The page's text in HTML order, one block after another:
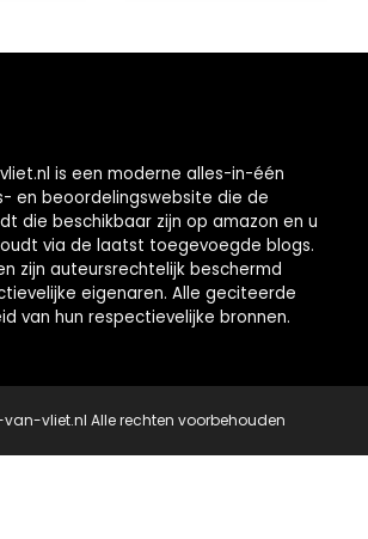
is een moderne alles-in-één
en beoordelingswebsite die de
die beschikbaar zijn op amazon en u
via de laatst toegevoegde blogs.
zijn auteursrechtelijk beschermd
eigenaren. Alle geciteerde
van hun respectievelijke bronnen.
vliet.nl Alle rechten voorbehouden